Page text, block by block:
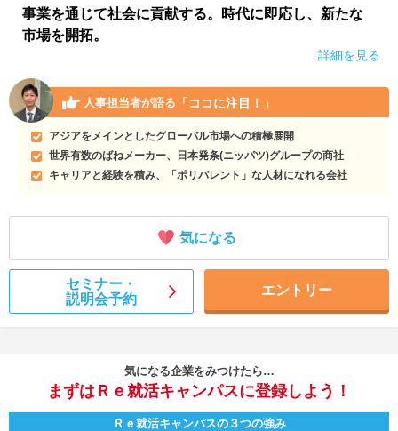
事業を通じて社会に貢献する。時代に即応し、新たな
市場を開拓。
詳細を見る
人事担当者が語る 「ココに注目！」
アジアをメインとしたグローバル市場への積極展開
世界有数のばねメーカー、日本発条(ニッパツ)グループの商社
キャリアと経験を積み、「ポリバレント」な人材になれる会社
気になる
セミナー・
説明会予約
エントリー
気になる企業をみつけたら…
まずはＲｅ就活キャンパスに登録しよう！
Ｒｅ就活キャンパスの３つの強み